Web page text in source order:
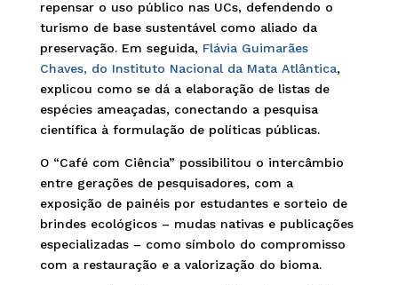
repensar o uso público nas UCs, defendendo o
turismo de base sustentável como aliado da
preservação. Em seguida, Flávia Guimarães
Chaves, do Instituto Nacional da Mata Atlântica,
explicou como se dá a elaboração de listas de
espécies ameaçadas, conectando a pesquisa
científica à formulação de políticas públicas.
O “Café com Ciência” possibilitou o intercâmbio
entre gerações de pesquisadores, com a
exposição de painéis por estudantes e sorteio de
brindes ecológicos – mudas nativas e publicações
especializadas – como símbolo do compromisso
com a restauração e a valorização do bioma.